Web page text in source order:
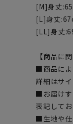
[M]身丈
[L]身丈
[LL]身丈
【商品に
■商品によ
詳細はサ
■お届けす
表記してお
■生地や仕